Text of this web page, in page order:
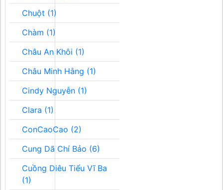
Chuột (1)
Chàm (1)
Châu An Khôi (1)
Châu Minh Hằng (1)
Cindy Nguyễn (1)
Clara (1)
ConCaoCao (2)
Cung Dã Chí Bảo (6)
Cuồng Diêu Tiểu Vĩ Ba
(1)